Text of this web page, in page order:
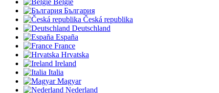
България
Česká republika
Deutschland
España
France
Hrvatska
Ireland
Italia
Magyar
Nederland